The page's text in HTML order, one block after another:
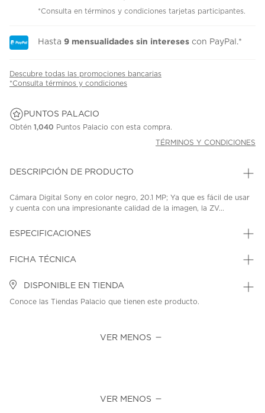
*Consulta en términos y condiciones tarjetas participantes.
Hasta 9 mensualidades sin intereses con PayPal.*
Descubre todas las promociones bancarias
*Consulta términos y condiciones
PUNTOS PALACIO
Obtén 1,040 Puntos Palacio con esta compra.
TÉRMINOS Y CONDICIONES
DESCRIPCIÓN DE PRODUCTO
Cámara Digital Sony en color negro, 20.1 MP; Ya que es fácil de usar
y cuenta con una impresionante calidad de la imagen, la ZV...
ESPECIFICACIONES
FICHA TÉCNICA
DISPONIBLE EN TIENDA
Conoce las Tiendas Palacio que tienen este producto.
VER MENOS
VER MENOS